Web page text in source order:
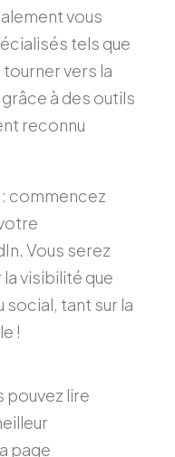
vous
tels que
vers la
à des outils
reconnu
commencez
Vous serez
visibilité que
tant sur la
!
pouvez lire
page